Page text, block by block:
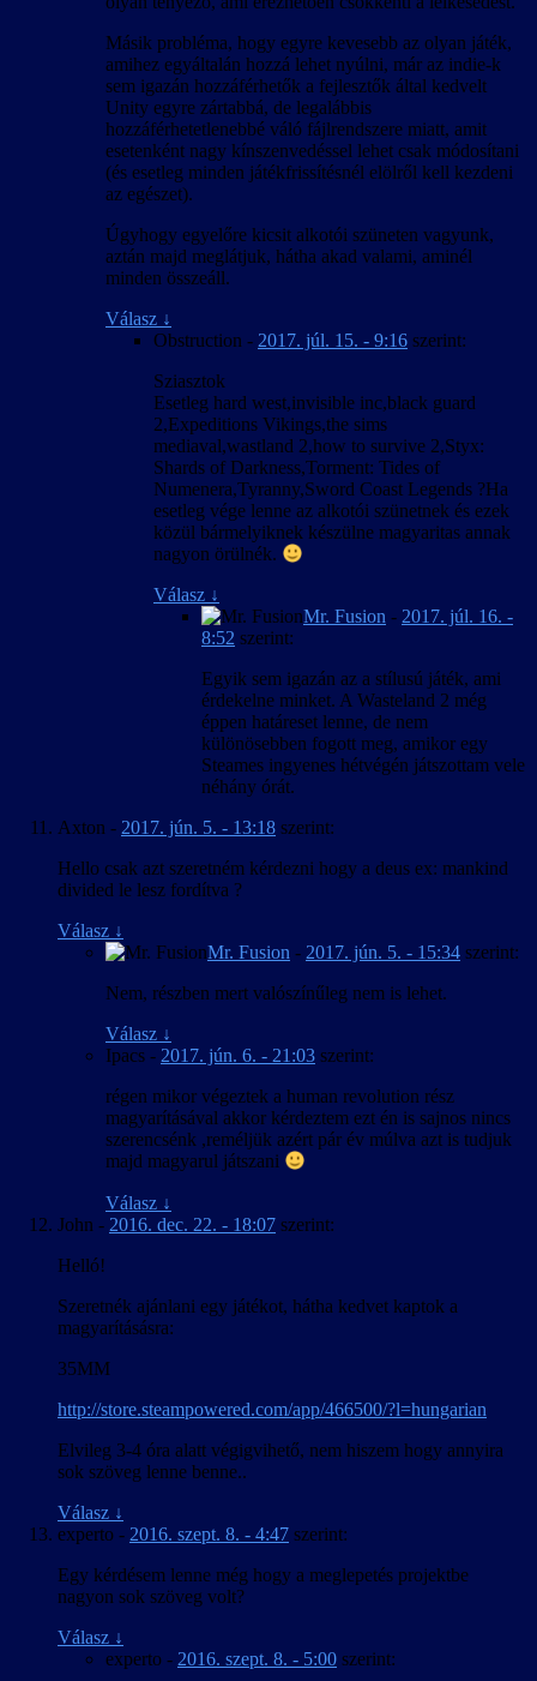
Másik probléma, hogy egyre kevesebb az olyan játék,
amihez egyáltalán hozzá lehet nyúlni, már az indie-k
sem igazán hozzáférhetők a fejlesztők által kedvelt
Unity egyre zártabbá, de legalábbis
hozzáférhetetlenebbé váló fájlrendszere miatt, amit
esetenként nagy kínszenvedéssel lehet csak módosítani
(és esetleg minden játékfrissítésnél elölről kell kezdeni
az egészet).
Úgyhogy egyelőre kicsit alkotói szüneten vagyunk,
aztán majd meglátjuk, hátha akad valami, aminél
minden összeáll.
Válasz ↓
Obstruction - 2017. júl. 15. - 9:16 szerint:
Sziasztok
Esetleg hard west,invisible inc,black guard
2,Expeditions Vikings,the sims
mediaval,wastland 2,how to survive 2,Styx:
Shards of Darkness,Torment: Tides of
Numenera,Tyranny,Sword Coast Legends ?Ha
esetleg vége lenne az alkotói szünetnek és ezek
közül bármelyiknek készülne magyaritas annak
nagyon örülnék.
Válasz ↓
Mr. Fusion - 2017. júl. 16. -
8:52 szerint:
Egyik sem igazán az a stílusú játék, ami
érdekelne minket. A Wasteland 2 még
éppen határeset lenne, de nem
különösebben fogott meg, amikor egy
Steames ingyenes hétvégén játszottam vele
néhány órát.
Axton - 2017. jún. 5. - 13:18 szerint:
Hello csak azt szeretném kérdezni hogy a deus ex: mankind
divided le lesz fordítva ?
Válasz ↓
Mr. Fusion - 2017. jún. 5. - 15:34 szerint:
Nem, részben mert valószínűleg nem is lehet.
Válasz ↓
Ipacs - 2017. jún. 6. - 21:03 szerint:
régen mikor végeztek a human revolution rész
magyarításával akkor kérdeztem ezt én is sajnos nincs
szerencsénk ,reméljük azért pár év múlva azt is tudjuk
majd magyarul játszani
Válasz ↓
John - 2016. dec. 22. - 18:07 szerint:
Helló!
Szeretnék ajánlani egy játékot, hátha kedvet kaptok a
magyarításásra:
35MM
http://store.steampowered.com/app/466500/?l=hungarian
Elvileg 3-4 óra alatt végigvihető, nem hiszem hogy annyira
sok szöveg lenne benne..
Válasz ↓
experto - 2016. szept. 8. - 4:47 szerint:
Egy kérdésem lenne még hogy a meglepetés projektbe
nagyon sok szöveg volt?
Válasz ↓
experto - 2016. szept. 8. - 5:00 szerint: